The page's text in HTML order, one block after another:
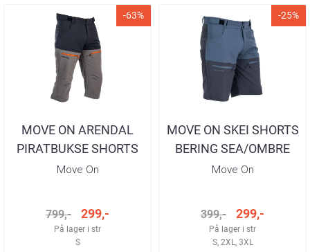
-63%
MOVE ON ARENDAL
PIRATBUKSE SHORTS
GRANITT/SKIFER/TIGER
Move On
799,- 299,-
På lager i str
S
-25%
MOVE ON SKEI SHORTS
BERING SEA/OMBRE
BLUE HERRE
Move On
399,- 299,-
På lager i str
S, 2XL, 3XL